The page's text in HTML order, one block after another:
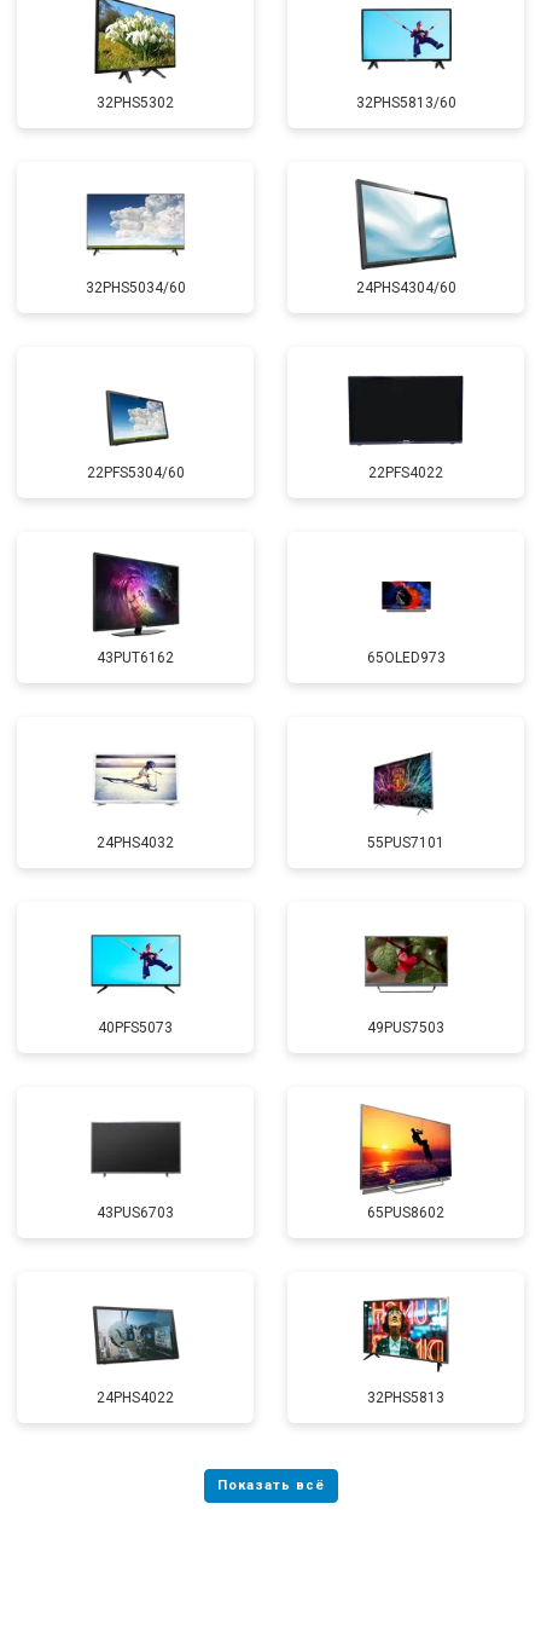
32PHS5302 32PHS5813/60
32PHS5034/60 24PHS4304/60
22PFS5304/60 22PFS4022
43PUT6162 65OLED973
24PHS4032 55PUS7101
40PFS5073 49PUS7503
43PUS6703 65PUS8602
24PHS4022 32PHS5813